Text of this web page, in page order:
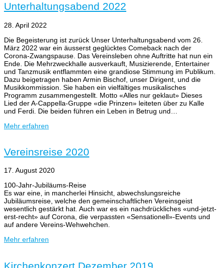
Unterhaltungsabend 2022
28. April 2022
Die Begeisterung ist zurück Unser Unterhaltungsabend vom 26.
März 2022 war ein äusserst geglücktes Comeback nach der
Corona-Zwangspause. Das Vereinsleben ohne Auftritte hat nun ein
Ende. Die Mehrzweckhalle ausverkauft, Musizierende, Entertainer
und Tanzmusik entflammten eine grandiose Stimmung im Publikum.
Dazu beigetragen haben Armin Bischof, unser Dirigent, und die
Musikkommission. Sie haben ein vielfältiges musikalisches
Programm zusammengestellt. Motto «Alles nur geklaut» Dieses
Lied der A-Cappella-Gruppe «die Prinzen» leiteten über zu Kalle
und Ferdi. Die beiden führen ein Leben in Betrug und…
Mehr erfahren
Vereinsreise 2020
17. August 2020
100-Jahr-Jubiläums-Reise
Es war eine, in mancherlei Hinsicht, abwechslungsreiche
Jubiläumsreise, welche den gemeinschaftlichen Vereinsgeist
wesentlich gestärkt hat. Auch war es ein nachdrückliches «und-jetzt-
erst-recht» auf Corona, die verpassten «Sensationell»-Events und
auf andere Vereins-Wehwehchen.
Mehr erfahren
Kirchenkonzert Dezember 2019